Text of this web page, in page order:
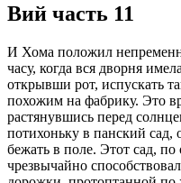
Вий часть 11
И Хома положил
часу, когда вся дворня
открывши рот, испускать
похожим на фабрику. Это
растянувшись перед
потихоньку в панский сад,
бежать в поле. Этот сад,
чрезвычайно